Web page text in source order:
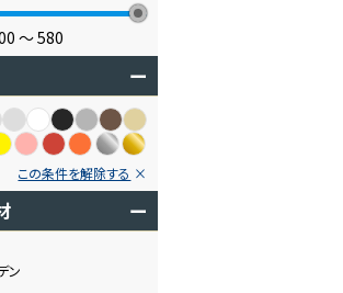
〜580
ー
この条件を解除する
ー
ン